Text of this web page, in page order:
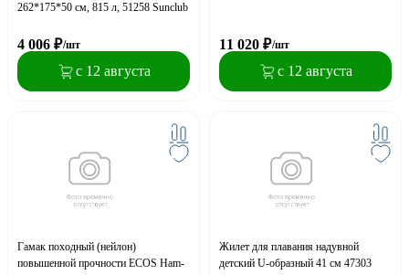
262*175*50 см, 815 л, 51258 Sunclub
4 006 ₽/шт
с 12 августа
11 020 ₽/шт
с 12 августа
Гамак походный (нейлон)
повышенной прочности ECOS Ham-
Жилет для плавания надувной
детский U-образный 41 см 47303